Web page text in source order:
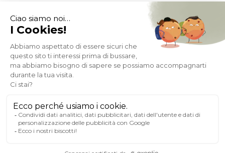
SOCIAL NETWORK
ITALIA
Diritti riservati